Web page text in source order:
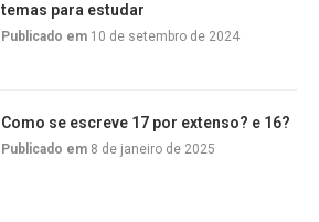
temas para estudar
Publicado em 10 de setembro de 2024
Como se escreve 17 por extenso? e 16?
Publicado em 8 de janeiro de 2025